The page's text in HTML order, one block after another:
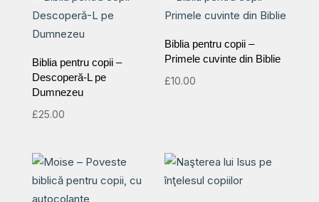
Biblia pentru copii –
Descoperă-L pe
Dumnezeu
£25.00
Biblia pentru copii –
Primele cuvinte din Biblie
£10.00